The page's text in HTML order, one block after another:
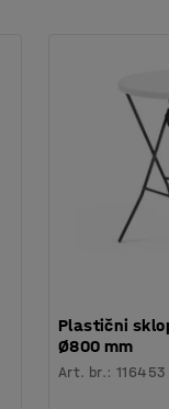
Plastični
Ø800 mm
Art. br.:116453